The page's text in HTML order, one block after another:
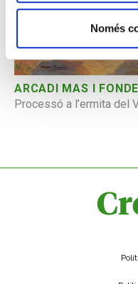
Només
ARCADI MAS I
Processó a l’ermita del